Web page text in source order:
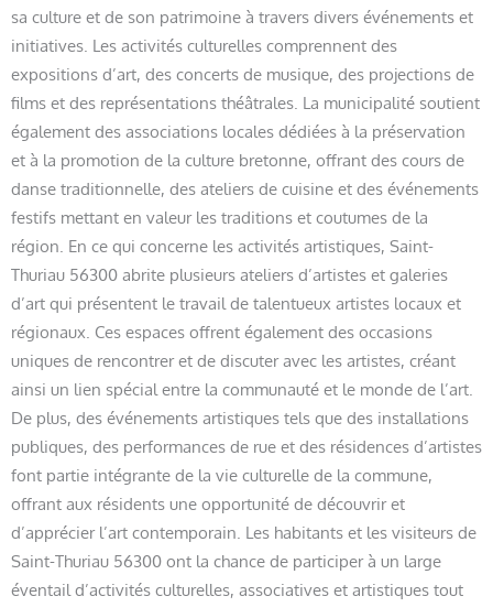
sa culture et de son patrimoine à travers divers événements et
initiatives. Les activités culturelles comprennent des
expositions d’art, des concerts de musique, des projections de
films et des représentations théâtrales. La municipalité soutient
également des associations locales dédiées à la préservation
et à la promotion de la culture bretonne, offrant des cours de
danse traditionnelle, des ateliers de cuisine et des événements
festifs mettant en valeur les traditions et coutumes de la
région. En ce qui concerne les activités artistiques, Saint-
Thuriau 56300 abrite plusieurs ateliers d’artistes et galeries
d’art qui présentent le travail de talentueux artistes locaux et
régionaux. Ces espaces offrent également des occasions
uniques de rencontrer et de discuter avec les artistes, créant
ainsi un lien spécial entre la communauté et le monde de l’art.
De plus, des événements artistiques tels que des installations
publiques, des performances de rue et des résidences d’artistes
font partie intégrante de la vie culturelle de la commune,
offrant aux résidents une opportunité de découvrir et
d’apprécier l’art contemporain. Les habitants et les visiteurs de
Saint-Thuriau 56300 ont la chance de participer à un large
éventail d’activités culturelles, associatives et artistiques tout